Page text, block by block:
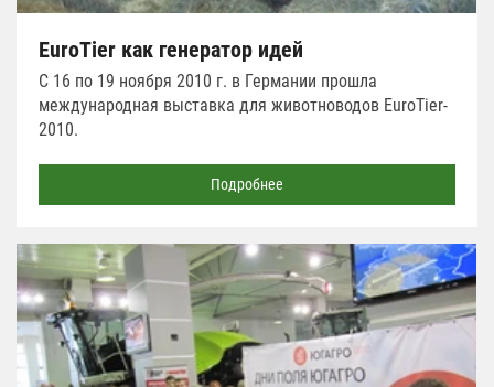
EuroTier как генератор идей
С 16 по 19 ноября 2010 г. в Германии прошла
международная выставка для животноводов EuroTier-
2010.
Подробнее